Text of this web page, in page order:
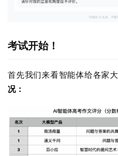
考试开始！
首先我们来看智能体给各家
况：